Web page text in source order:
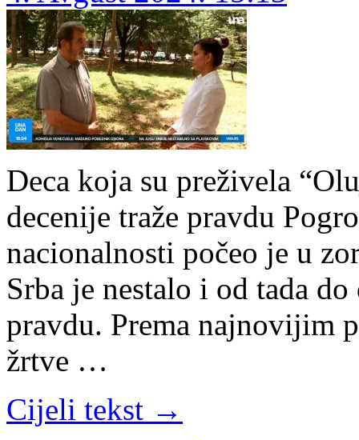
Deca koja su preživela
decenije traže pravdu
nacionalnosti počeo je u
Srba je nestalo i od tada
pravdu. Prema najnovijim
žrtve …
Cijeli tekst →